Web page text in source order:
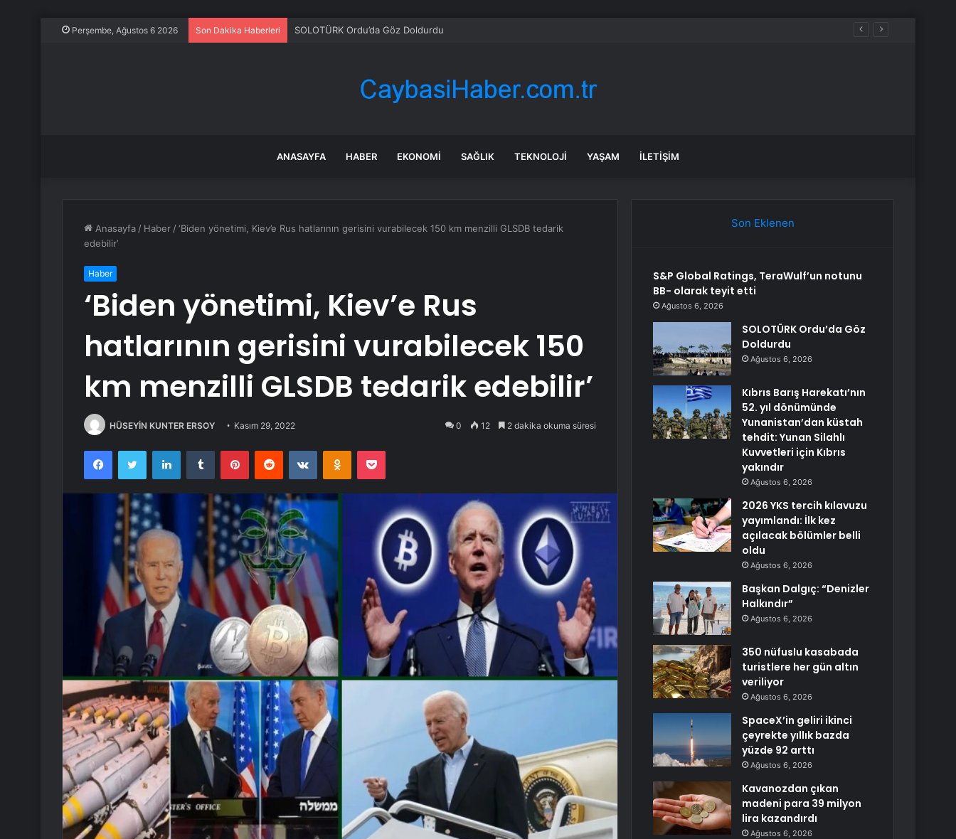
Perşembe, Ağustos 6 2026 Son Dakika Haberleri SOLOTÜRK Ordu’da Göz Doldurdu
ANASAYFA HABER EKONOMI SAĞLIK TEKNOLOJI YAŞAM İLETIŞIM
Anasayfa / Haber /‘Biden yönetimi, Kiev’e Rus hatlarının gerisini vurabilecek 150 km menzilli GLSDB tedarik
edebilir’
Haber
‘Biden yönetimi, Kiev’e Rus
hatlarının gerisini vurabilecek 150
km menzilli GLSDB tedarik edebilir’
HÜSEYİN KUNTER ERSOY Kasım 29, 2022 0 12 2 dakika okuma süresi
FacebookTwitter LinkedInTumblr PinterestReddit VKontakteOdnoklassniki
Pocket
Son Eklenen
S&P Global Ratings, TeraWulf’un notunu
BB- olarak teyit etti
Ağustos 6, 2026
SOLOTÜRK Ordu’da Göz
Doldurdu
Ağustos 6, 2026
Kıbrıs Barış Harekatı’nın
52. yıl dönümünde
Yunanistan’dan küstah
tehdit: Yunan Silahlı
Kuvvetleri için Kıbrıs
yakındır
Ağustos 6, 2026
2026 YKS tercih kılavuzu
yayımlandı: İlk kez
açılacak bölümler belli
oldu
Ağustos 6, 2026
Başkan Dalgıç: “Denizler
Halkındır”
Ağustos 6, 2026
350 nüfuslu kasabada
turistlere her gün altın
veriliyor
Ağustos 6, 2026
SpaceX’in geliri ikinci
çeyrekte yıllık bazda
yüzde 92 arttı
Ağustos 6, 2026
Kavanozdan çıkan
madeni para 39 milyon
lira kazandırdı
Ağustos 6, 2026